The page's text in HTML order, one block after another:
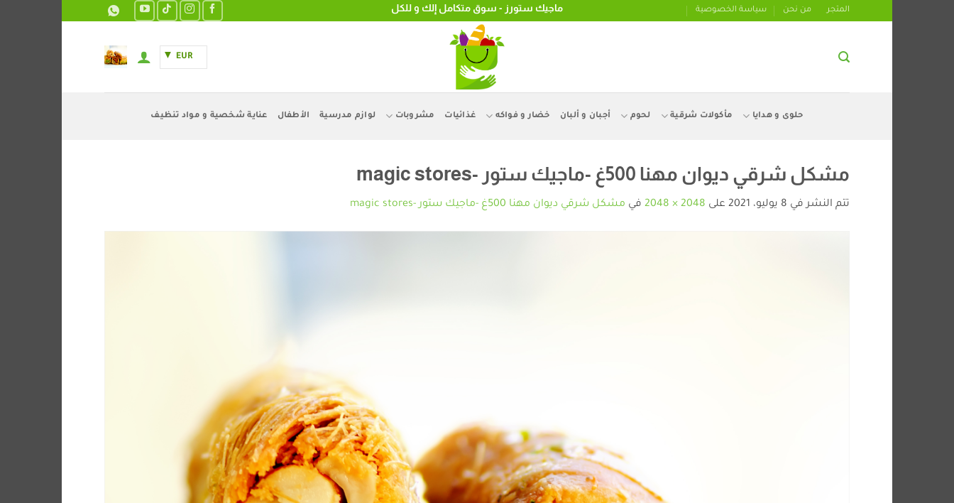
المتجر من نحن سياسة الخصوصية ماجيك ستورز - سوق متكامل إلك و للكل
EUR
حلوى و هدايا مأكولات شرقية لحوم أجبان و ألبان خضار و فواكه غذائيات مشروبات لوازم مدرسية الأطفال عناية شخصية و مواد تنظيف
مشكل شرقي ديوان مهنا 500غ -ماجيك ستور -magic stores
تتم النشر في 8 يوليو، 2021 على 2048 × 2048 في مشكل شرقي ديوان مهنا 500غ -ماجيك ستور -magic stores